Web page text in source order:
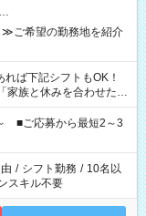
…
ご希望の勤務地を紹介
」 「できれば残業はし
ワーク希望
間と、もう1つのお仕事
合は応募できません。
■ご応募から最短2～3
/ シフト勤務 / 10名以
スキル不要